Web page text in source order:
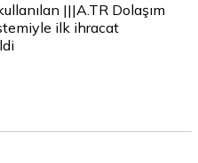
|||A.TR Dolaşım
ilk ihracat